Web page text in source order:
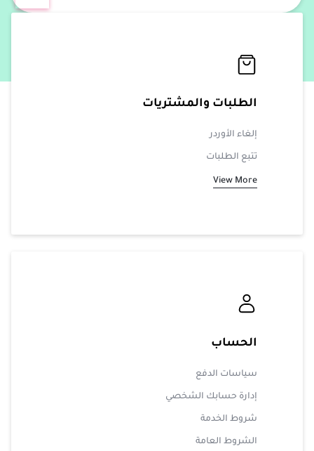
الطلبات والمشتريات
إلغاء الأوردر
تتبع الطلبات
View More
الحساب
سياسات الدفع
إدارة حسابك الشخصي
شروط الخدمة
الشروط العامة